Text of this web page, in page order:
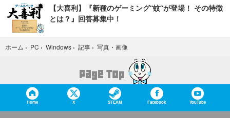
【大喜利】『新種のゲーミング“蚊”が登場！ その特徴
とは？』回答募集中！
ホーム › PC › Windows › 記事 › 写真・画像
Home X STEAM Facebook YouTube